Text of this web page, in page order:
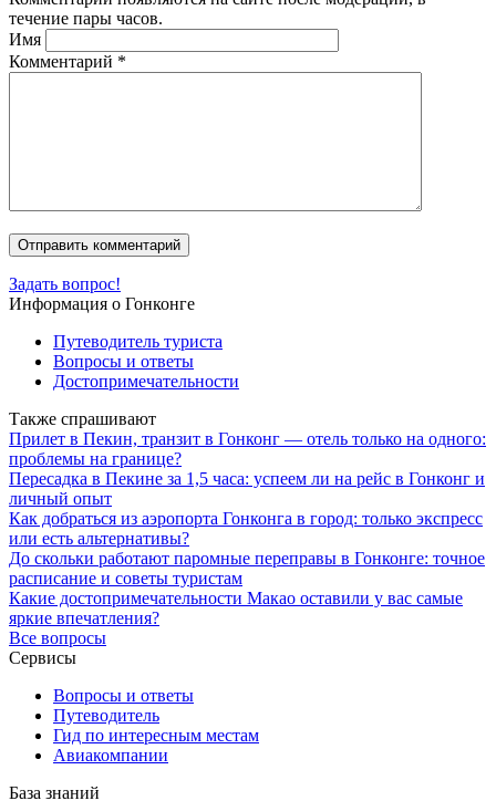
течение пары часов.
Имя
Комментарий *
Задать вопрос!
Информация о Гонконге
Путеводитель туриста
Вопросы и ответы
Достопримечательности
Также спрашивают
Прилет в Пекин, транзит в Гонконг — отель только на одного:
проблемы на границе?
Пересадка в Пекине за 1,5 часа: успеем ли на рейс в Гонконг и
личный опыт
Как добраться из аэропорта Гонконга в город: только экспресс
или есть альтернативы?
До скольки работают паромные переправы в Гонконге: точное
расписание и советы туристам
Какие достопримечательности Макао оставили у вас самые
яркие впечатления?
Все вопросы
Сервисы
Вопросы и ответы
Путеводитель
Гид по интересным местам
Авиакомпании
База знаний